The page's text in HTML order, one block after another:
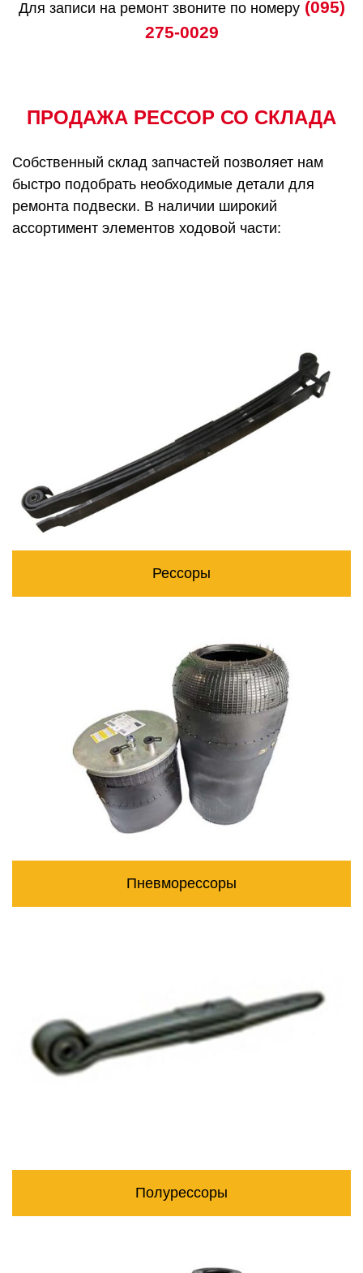
Для записи на ремонт звоните по номеру (095)
275-0029
ПРОДАЖА РЕССОР СО СКЛАДА
Собственный склад запчастей позволяет нам
быстро подобрать необходимые детали для
ремонта подвески. В наличии широкий
ассортимент элементов ходовой части:
Рессоры
Пневморессоры
Полурессоры